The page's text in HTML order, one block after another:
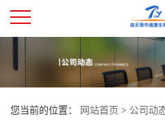
司
您当前的位置： 网站首页 > 公司动